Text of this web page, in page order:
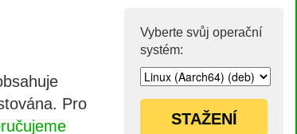
Vyberte svůj operační
systém:
STAŽENÍ
Pro